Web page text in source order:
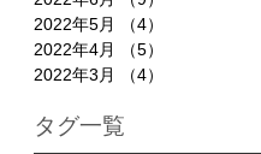
2022年5月
（4）
2022年4月
（5）
2022年3月
（4）
タグ一覧